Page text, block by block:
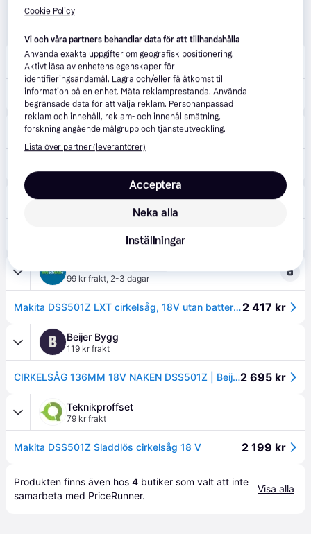
maskinklippet.se 4.7(49)
Fri frakt,1-2 dagar
Makita Cirkelsåg DSS501Z 136mm 18V utan batteri & laddare2 399 kr
Duab 4.5(54)
Fri frakt 1-2 dagar
3-5 dagar
99 kr frakt, 2-3 dagar
Makita DSS501Z LXT cirkelsåg, 18V utan batteri, Ø136mm2 417 kr
B Beijer Bygg
119 kr frakt
CIRKELSÅG 136MM 18V NAKEN DSS501Z | Beijerbygg Byggmaterial2 695 kr
Teknikproffset
79 kr frakt
Makita DSS501Z Sladdlös cirkelsåg 18 V 2 199 kr
Produkten finns även hos 4 butiker som valt att inte
samarbeta med PriceRunner.
Visa alla
Cookie Policy
Vi och våra partners behandlar data för att tillhandahålla
Använda exakta uppgifter om geografisk positionering.
Aktivt läsa av enhetens egenskaper för
identifieringsändamål. Lagra och/eller få åtkomst till
information på en enhet. Mäta reklamprestanda. Använda
begränsade data för att välja reklam. Personanpassad
reklam och innehåll, reklam- och innehållsmätning,
forskning angående målgrupp och tjänsteutveckling.
Lista över partner (leverantörer)
Neka alla
Acceptera
Inställningar